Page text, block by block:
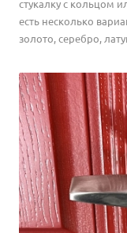
стукалку с кольцом
есть несколько
золото, серебро,